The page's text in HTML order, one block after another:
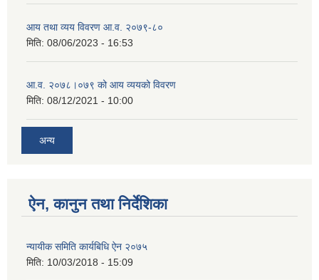
आय तथा व्यय विवरण आ.व. २०७९-८०
मिति: 08/06/2023 - 16:53
आ.व. २०७८।०७९ को आय व्ययको विवरण
मिति: 08/12/2021 - 10:00
अन्य
ऐन, कानुन तथा निर्देशिका
न्यायीक समिति कार्यबिधि ऐन २०७५
मिति: 10/03/2018 - 15:09